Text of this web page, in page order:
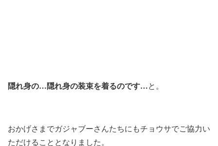
隠れ身の…隠れ身の装束を着るのです…と。
おかげさまでガジャブーさんたちにもチョウサでご協力い
ただけることとなりました。